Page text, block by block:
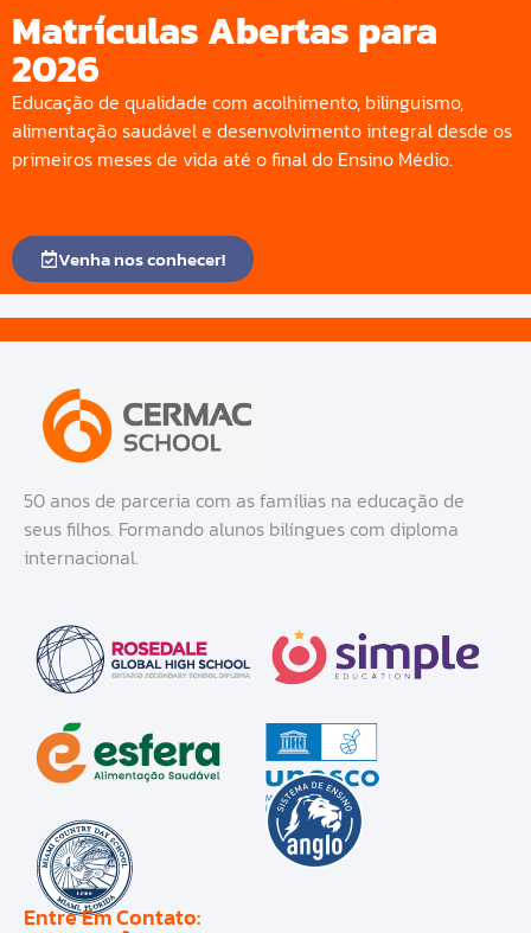
Matrículas Abertas para
2026
Educação de qualidade com acolhimento, bilinguismo,
alimentação saudável e desenvolvimento integral desde os
primeiros meses de vida até o final do Ensino Médio.
Venha nos conhecer!
50 anos de parceria com as famílias na educação de
seus filhos. Formando alunos bilíngues com diploma
internacional.
Entre Em Contato: